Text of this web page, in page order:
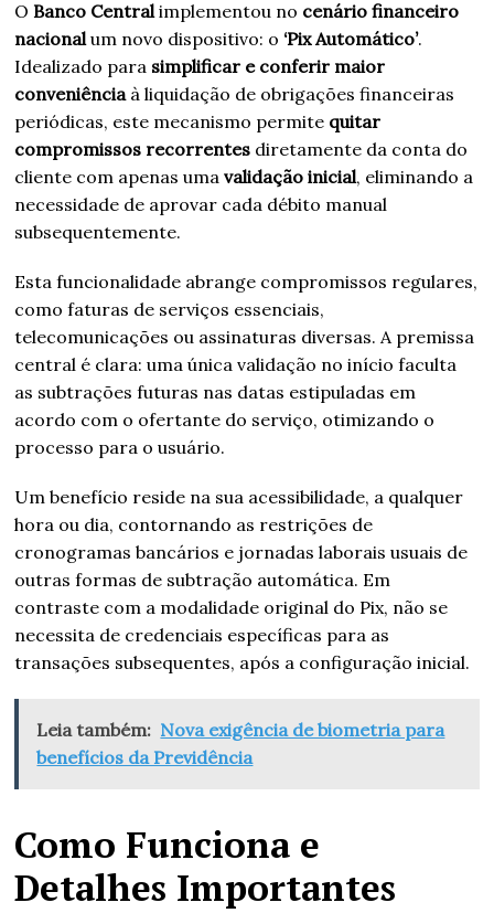
OBanco Centralimplementou no cenário financeiro
nacionalum novo dispositivo: o ‘Pix Automático’.
Idealizado para simplificar e conferir maior
conveniênciaà liquidação de obrigações financeiras
periódicas, este mecanismo permite quitar
compromissos recorrentes diretamente da conta do
cliente com apenas umavalidação inicial, eliminando a
necessidade de aprovar cada débito manual
subsequentemente.
Esta funcionalidade abrange compromissos regulares,
como faturas de serviços essenciais,
telecomunicações ou assinaturas diversas. A premissa
central é clara: uma única validação no início faculta
as subtrações futuras nas datas estipuladas em
acordo com o ofertante do serviço, otimizando o
processo para o usuário.
Um benefício reside na sua acessibilidade, a qualquer
hora ou dia, contornando as restrições de
cronogramas bancários e jornadas laborais usuais de
outras formas de subtração automática. Em
contraste com a modalidade original do Pix, não se
necessita de credenciais específicas para as
transações subsequentes, após a configuração inicial.
Leia também: Nova exigência de biometria para
benefícios da Previdência
Como Funciona e
Detalhes Importantes